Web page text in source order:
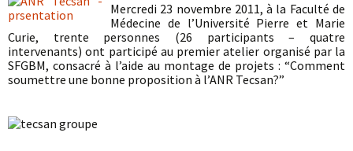
Mercredi 23 novembre 2011, à la Faculté de
Médecine de l’Université Pierre et Marie
Curie, trente personnes (26 participants – quatre
intervenants) ont participé au premier atelier organisé par la
SFGBM, consacré à l’aide au montage de projets : “Comment
soumettre une bonne proposition à l’ANR Tecsan?”